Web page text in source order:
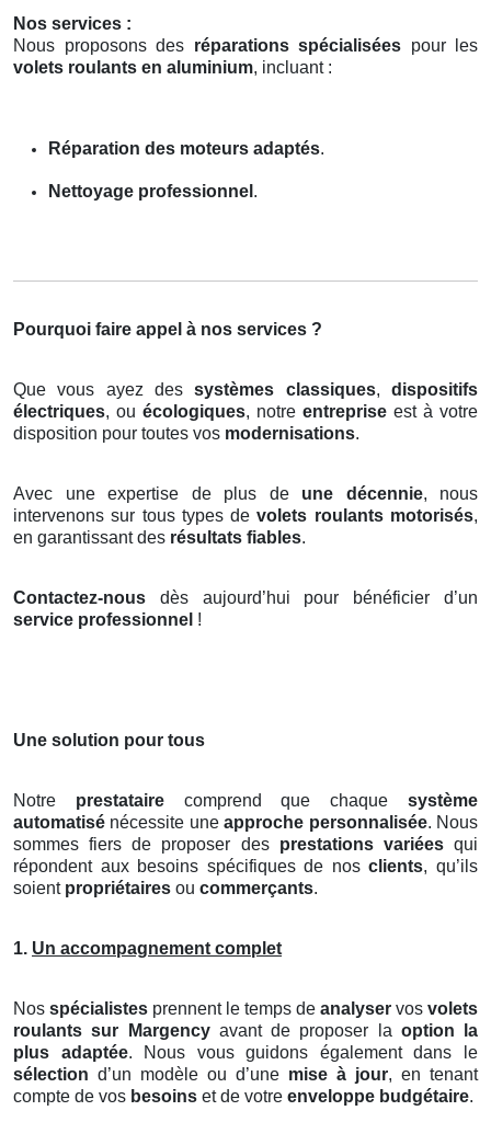
Nos services :
Nous proposons des réparations spécialisées pour les
volets roulants en aluminium, incluant :
Réparation des moteurs adaptés.
Nettoyage professionnel .
Pourquoi faire appel à nos services ?
Que vous ayez dessystèmes classiques,dispositifs
électriques, ou écologiques, notre entreprise est à votre
disposition pour toutes vos modernisations.
Avec une expertise de plus de une décennie, nous
intervenons sur tous types devolets roulants motorisés,
en garantissant des résultats fiables.
Contactez-nous dès aujourd’hui pour bénéficier d’un
service professionnel !
Une solution pour tous
Notre prestatairecomprend que chaquesystème
automatisé nécessite uneapproche personnalisée. Nous
sommes fiers de proposer des prestations variéesqui
répondent aux besoins spécifiques de nosclients, qu’ils
soient propriétaires ou commerçants.
1. Un accompagnement complet
Nos spécialistes prennent le temps de analyser vos volets
roulants sur Margency avant de proposer la option la
plus adaptée. Nous vous guidons également dans le
sélection d’un modèle ou d’une mise à jour, en tenant
compte de vos besoins et de votre enveloppe budgétaire.